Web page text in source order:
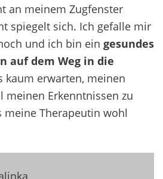
an meinem Zugfenster
spiegelt sich. Ich gefalle mir
und ich bin ein gesundes
auf dem Weg in die
kaum erwarten, meinen
meinen Erkenntnissen zu
meine Therapeutin wohl